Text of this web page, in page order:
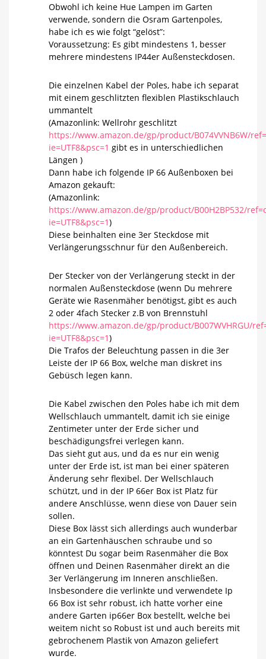
Obwohl ich keine Hue Lampen im Garten
verwende, sondern die Osram Gartenpoles,
habe ich es wie folgt “gelöst”:
Voraussetzung: Es gibt mindestens 1, besser
mehrere mindestens IP44er Außensteckdosen.
Die einzelnen Kabel der Poles, habe ich separat
mit einem geschlitzten flexiblen Plastikschlauch
ummantelt
(Amazonlink: Wellrohr geschlitzt
https://www.amazon.de/gp/product/B074VVNB6W/
ie=UTF8&psc=1 gibt es in unterschiedlichen
Längen )
Dann habe ich folgende IP 66 Außenboxen bei
Amazon gekauft:
(Amazonlink:
https://www.amazon.de/gp/product/B00H2BP532/
ie=UTF8&psc=1)
Diese beinhalten eine 3er Steckdose mit
Verlängerungsschnur für den Außenbereich.
Der Stecker von der Verlängerung steckt in der
normalen Außensteckdose (wenn Du mehrere
Geräte wie Rasenmäher benötigst, gibt es auch
2 oder 4fach Stecker z.B von Brennstuhl
https://www.amazon.de/gp/product/B007WVHRGU/
ie=UTF8&psc=1)
Die Trafos der Beleuchtung passen in die 3er
Leiste der IP 66 Box, welche man diskret ins
Gebüsch legen kann.
Die Kabel zwischen den Poles habe ich mit dem
Wellschlauch ummantelt, damit ich sie einige
Zentimeter unter der Erde sicher und
beschädigungsfrei verlegen kann.
Das sieht gut aus, und da es nur ein wenig
unter der Erde ist, ist man bei einer späteren
Änderung sehr flexibel. Der Wellschlauch
schützt, und in der IP 66er Box ist Platz für
andere Anschlüsse, wenn diese von Dauer sein
sollen.
Diese Box lässt sich allerdings auch wunderbar
an ein Gartenhäuschen schraube und so
könntest Du sogar beim Rasenmäher die Box
öffnen und Deinen Rasenmäher direkt an die
3er Verlängerung im Inneren anschließen.
Insbesondere die verlinkte und verwendete Ip
66 Box ist sehr robust, ich hatte vorher eine
andere Garten ip66er Box bestellt, welche bei
weitem nicht so Robust ist und auch bereits mit
gebrochenem Plastik von Amazon geliefert
wurde.